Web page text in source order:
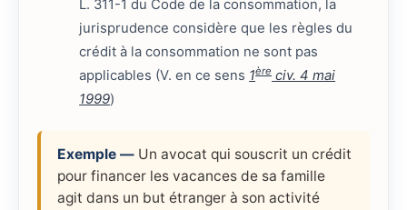
L. 311-1 du Code de la consommation, la
jurisprudence considère que les règles du
crédit à la consommation ne sont pas
applicables (V. en ce sens 1ère civ. 4 mai
1999)
Exemple — Un avocat qui souscrit un crédit
pour financer les vacances de sa famille
agit dans un but étranger à son activité